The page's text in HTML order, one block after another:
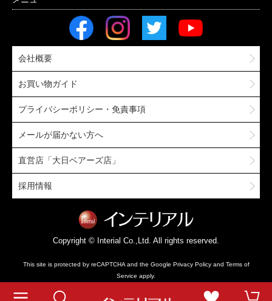
会社概要
お買い物ガイド
プライバシーポリシー・免責事項
メールが届かない方へ
直営店「大日ベアーズ店」
採用情報
Copyright © Interial Co.,Ltd. All rights reserved.
This site is protected by reCAPTCHA and the Google Privacy Policyand Terms of
Service apply.